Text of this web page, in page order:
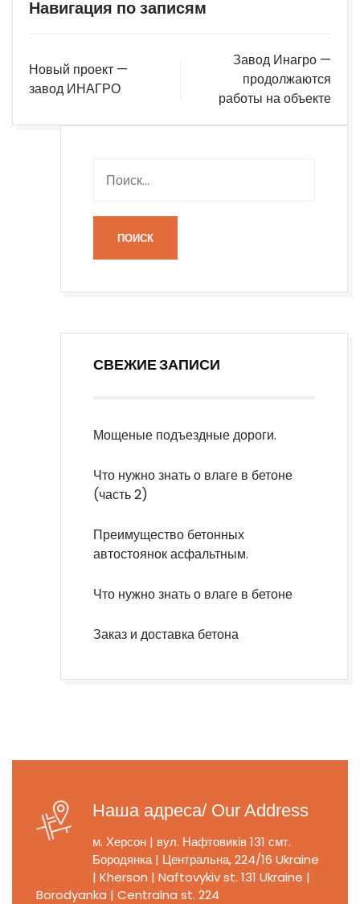
Навигация по записям
Новый проект —
завод ИНАГРО
Завод Инагро —
продолжаются
работы на объекте
СВЕЖИЕ ЗАПИСИ
Мощеные подъездные дороги.
Что нужно знать о влаге в бетоне
(часть 2)
Преимущество бетонных
автостоянок асфальтным.
Что нужно знать о влаге в бетоне
Заказ и доставка бетона
Наша адреса/ Our Address
м. Херсон | вул. Нафтовиків 131 смт.
Бородянка | Центральна, 224/16 Ukraine
| Kherson | Naftovykiv st. 131 Ukraine |
Borodyanka | Centralna st. 224